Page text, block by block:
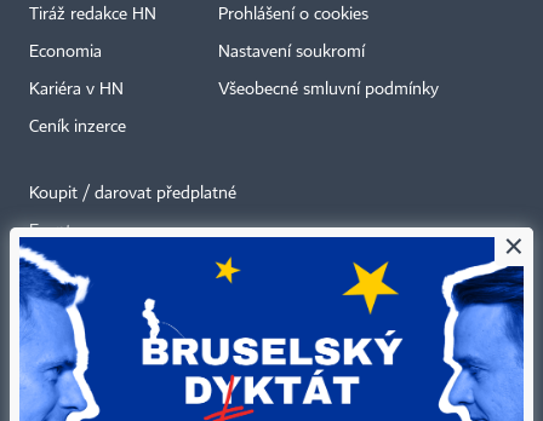
Tiráž redakce HN
Economia
Kariéra v HN
Ceník inzerce
Prohlášení o cookies
Nastavení soukromí
Všeobecné smluvní podmínky
Koupit / darovat předplatné
Eventy
Newslettery
RSS kanály
Autorská práva vykonává vydavatel. Bez písemného svolení vydavatele je
zakázáno jakékoli užití částí nebo celku díla, zejména rozmnožování a šíření
×